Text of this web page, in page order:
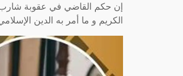
إن حكم القاضي في عقوبة شارب
الكريم و ما أمر به الدين